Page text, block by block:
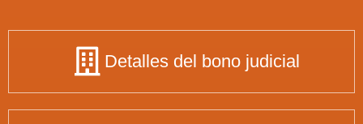
Detalles del bono judicial